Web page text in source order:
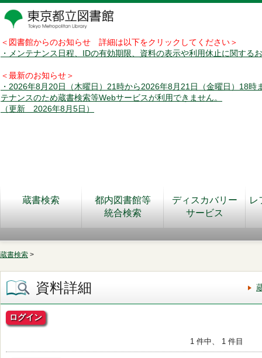
＜図書館からのお知らせ 詳細は以下をクリックしてください＞
・メンテナンス日程、IDの有効期限、資料の表示や利用休止に関する
＜最新のお知らせ＞
・2026年8月20日（木曜日）21時から2026年8月21日（金曜日）18時
テナンスのため蔵書検索等Webサービスが利用できません。
（更新 2026年8月5日）
蔵書検索
都内図書館等
統合検索
ディスカバリー
サービス
レ
蔵書検索 >
資料詳細
ログイン
1 件中、 1 件目